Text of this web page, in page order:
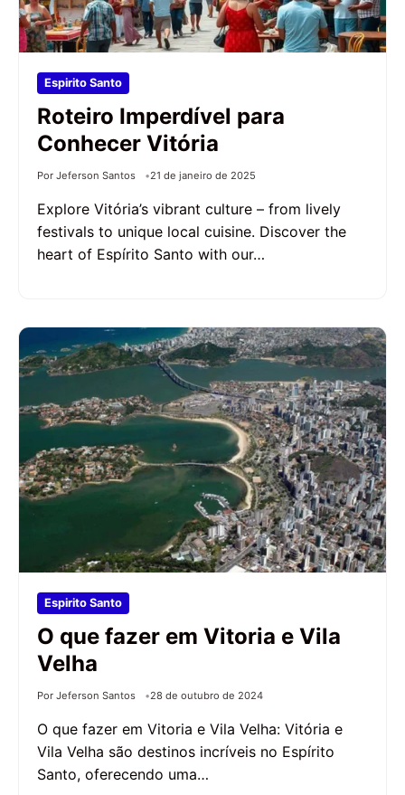
Espirito Santo
Roteiro Imperdível para
Conhecer Vitória
Por Jeferson Santos 21 de janeiro de 2025
Explore Vitória’s vibrant culture – from lively
festivals to unique local cuisine. Discover the
heart of Espírito Santo with our…
Espirito Santo
O que fazer em Vitoria e Vila
Velha
Por Jeferson Santos 28 de outubro de 2024
O que fazer em Vitoria e Vila Velha: Vitória e
Vila Velha são destinos incríveis no Espírito
Santo, oferecendo uma…